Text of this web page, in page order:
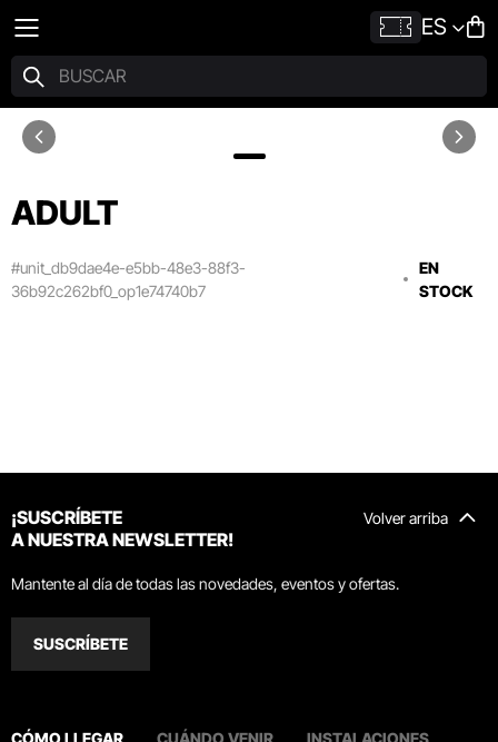
ES
ADULT
#unit_db9dae4e-e5bb-48e3-88f3-
36b92c262bf0_op1e74740b7
EN
STOCK
Volver arriba
¡SUSCRÍBETE
A NUESTRA NEWSLETTER!
Mantente al día de todas las novedades, eventos y ofertas.
SUSCRÍBETE
CÓMO LLEGAR CUÁNDO VENIR INSTALACIONES